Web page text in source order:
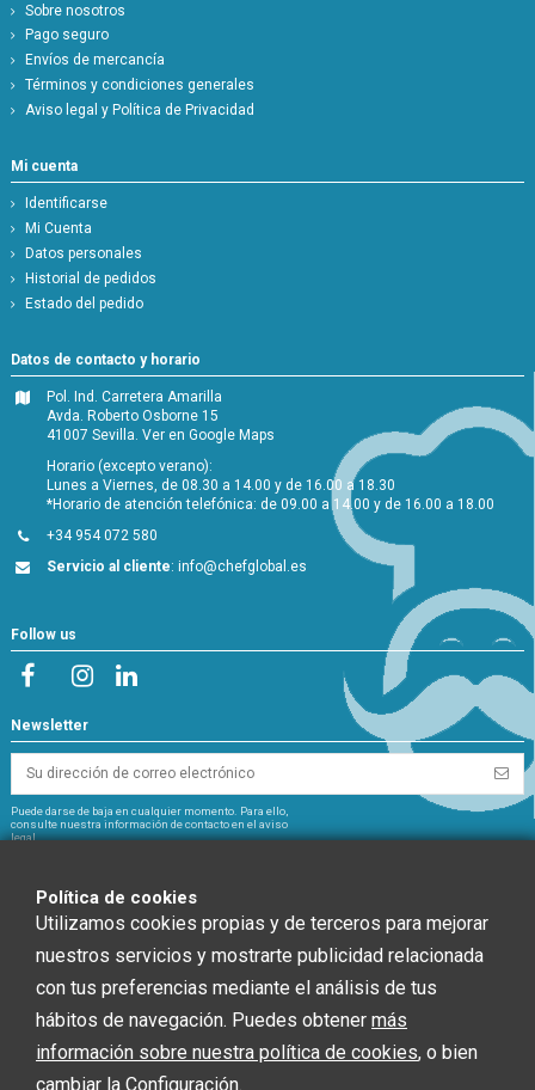
Sobre nosotros
Pago seguro
Envíos de mercancía
Términos y condiciones generales
Aviso legal y Política de Privacidad
Mi cuenta
Identificarse
Mi Cuenta
Datos personales
Historial de pedidos
Estado del pedido
Datos de contacto y horario
Pol. Ind. Carretera Amarilla
Avda. Roberto Osborne 15
41007 Sevilla.Ver en Google Maps
Horario (excepto verano):
Lunes a Viernes, de 08.30 a 14.00 y de 16.00 a 18.30
*Horario de atención telefónica: de 09.00 a 14.00 y de 16.00 a 18.00
+34 954 072 580
Servicio al cliente:info@chefglobal.es
Follow us
Newsletter
Puede darse de baja en cualquier momento. Para ello,
consulte nuestra información de contacto en el aviso
legal.
CHEF GLOBAL 2014 SOCIEDAD LIMITADA ha recibido una ayuda de la Unión
Europea con cargo al Fondo NextGenerationEU, en el marco del Plan de
Recuperación, Trasformación y Resiliencia, para INSTALACIÓN SOLAR
Política de cookies
Utilizamos cookies propias y de terceros para mejorar
nuestros servicios y mostrarte publicidad relacionada
con tus preferencias mediante el análisis de tus
hábitos de navegación. Puedes obtener más
información sobre nuestra política de cookies, o bien
cambiar la Configuración.